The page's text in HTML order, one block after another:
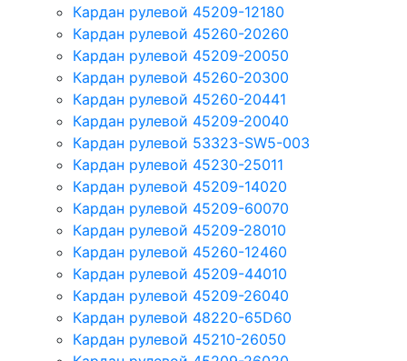
Кардан рулевой 45209-12180
Кардан рулевой 45260-20260
Кардан рулевой 45209-20050
Кардан рулевой 45260-20300
Кардан рулевой 45260-20441
Кардан рулевой 45209-20040
Кардан рулевой 53323-SW5-003
Кардан рулевой 45230-25011
Кардан рулевой 45209-14020
Кардан рулевой 45209-60070
Кардан рулевой 45209-28010
Кардан рулевой 45260-12460
Кардан рулевой 45209-44010
Кардан рулевой 45209-26040
Кардан рулевой 48220-65D60
Кардан рулевой 45210-26050